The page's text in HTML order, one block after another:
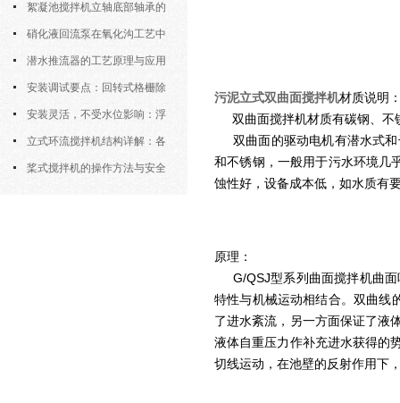
运行特性与防冻措施
絮凝池搅拌机立轴底部轴承的
密封防水与免维护设计
硝化液回流泵在氧化沟工艺中
的布置位置对回流效果的影响
潜水推流器的工艺原理与应用
逻辑安装调试要点：回转式格栅除
污机的土建配合要求与水平度校准
安装灵活，不受水位影响：浮
筒式曝气机的结构优势与适用场景
立式环流搅拌机结构详解：各
部件的功能与协同
桨式搅拌机的操作方法与安全
污泥立式双曲面搅拌机材质说明
双曲面搅拌机材质有碳钢、不
双曲面的驱动电机有潜水式和
和不锈钢，一般用于污水环境几
蚀性好，设备成本低，如水质有
原理：
G/QSJ型系列曲面搅拌机曲面
特性与机械运动相结合。双曲线
了进水紊流，另一方面保证了液
液体自重压力作补充进水获得的
切线运动，在池壁的反射作用下